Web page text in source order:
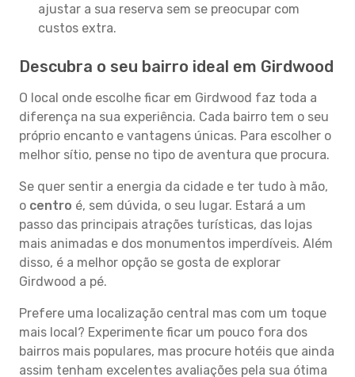
ajustar a sua reserva sem se preocupar com
custos extra.
Descubra o seu bairro ideal em Girdwood
O local onde escolhe ficar em Girdwood faz toda a
diferença na sua experiência. Cada bairro tem o seu
próprio encanto e vantagens únicas. Para escolher o
melhor sítio, pense no tipo de aventura que procura.
Se quer sentir a energia da cidade e ter tudo à mão,
o centro é, sem dúvida, o seu lugar. Estará a um
passo das principais atrações turísticas, das lojas
mais animadas e dos monumentos imperdíveis. Além
disso, é a melhor opção se gosta de explorar
Girdwood a pé.
Prefere uma localização central mas com um toque
mais local? Experimente ficar um pouco fora dos
bairros mais populares, mas procure hotéis que ainda
assim tenham excelentes avaliações pela sua ótima